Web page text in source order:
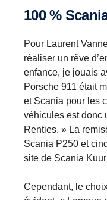
100 %
Pour Laurent
réaliser un rêve
enfance, je jouais
Porsche 911 était
et Scania pour les
véhicules est donc
Renties. » La
Scania P250 et
site de Scania
Cependant, le